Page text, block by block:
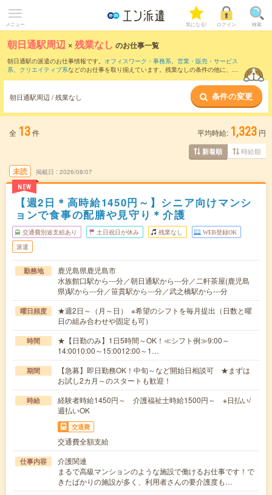
メニュー 気になる! ログイン 検索
朝日通駅周辺 ×残業なし のお仕事一覧
朝日通駅の派遣のお仕事情報です。 オフィスワーク・事務系、 営業・販売・サービス
系、 クリエイティブ系などのお仕事を取り揃えています。残業なしの条件の他に、 交
朝日通駅周辺 / 残業なし 条件の変更
全 13件 平均時給: 1,323 円
新着順 時給順
未読
NEW
掲載日 2026/08/07
【週2日＊高時給1450円～】シニア向けマンシ
ョンで食事の配膳や見守り＊介護
交通費別途支給あり 土日祝日が休み 残業なし WEB登録OK
派遣
勤務地
鹿児島県鹿児島市
水族館口駅から---分／朝日通駅から---分／二軒茶屋(鹿児島
県)駅から---分／笹貫駅から---分／武之橋駅から---分
曜日頻度
★週2日～（月～日） ※希望のシフトを毎月提出（日数と曜
日の組み合わせや固定も可）
時間
★【日勤のみ】1日5時間～OK！≪シフト例≫9:00～
14:0010:00～15:0012:00～1…
期間
【急募】即日勤務OK！中旬～など開始日相談可 ★まずは
お試し2カ月～のスタートも歓迎！
時給
経験者時給1450円～ 介護福祉士時給1500円～ ※日払い/
週払いOK
交通費
交通費全額支給
仕事内容
介護関連
まるで高級マンションのような施設で働けるお仕事です！で
きたばかりの施設が多く、利用者さんの要介護度も…